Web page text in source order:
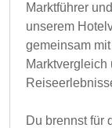
Marktführer
unserem
gemeinsam
Du brennst für